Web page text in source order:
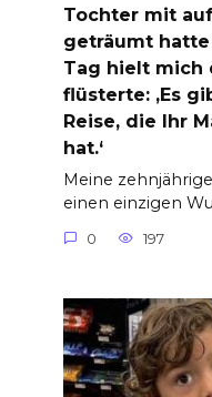
Tochter mit
geträumt
Tag hielt mich
flüsterte: ‚Es
Reise, die Ihr
hat.‘
Meine
einen einzigen
0 197